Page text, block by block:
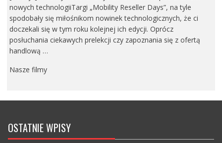
nowych technologiiTargi „Mobility Reseller Days”, na tyle
spodobały się miłośnikom nowinek technologicznych, że ci
doczekali się w tym roku kolejnej ich edycji. Oprócz
posłuchania ciekawych prelekcji czy zapoznania się z ofertą
handlową …
Nasze filmy
OSTATNIE WPISY